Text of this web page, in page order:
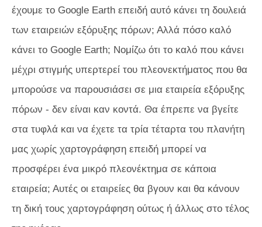
έχουμε το Google Earth επειδή αυτό κάνει τη δουλειά
των εταιρειών εξόρυξης πόρων; Αλλά πόσο καλό
κάνει το Google Earth; Νομίζω ότι το καλό που κάνει
μέχρι στιγμής υπερτερεί του πλεονεκτήματος που θα
μπορούσε να παρουσιάσει σε μια εταιρεία εξόρυξης
πόρων - δεν είναι καν κοντά. Θα έπρεπε να βγείτε
στα τυφλά και να έχετε τα τρία τέταρτα του πλανήτη
μας χωρίς χαρτογράφηση επειδή μπορεί να
προσφέρει ένα μικρό πλεονέκτημα σε κάποια
εταιρεία; Αυτές οι εταιρείες θα βγουν και θα κάνουν
τη δική τους χαρτογράφηση ούτως ή άλλως στο τέλος